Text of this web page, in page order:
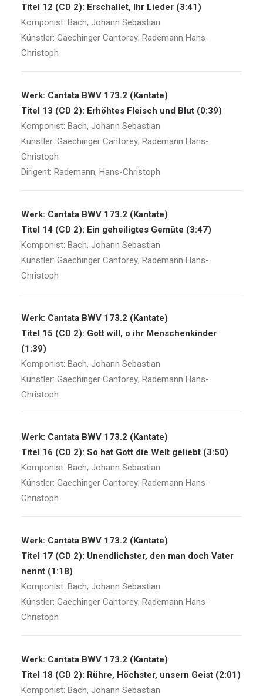
Titel 12 (CD 2): Erschallet, Ihr Lieder (3:41)
Komponist: Bach, Johann Sebastian
Künstler: Gaechinger Cantorey; Rademann Hans-
Christoph
Werk: Cantata BWV 173.2 (Kantate)
Titel 13 (CD 2): Erhöhtes Fleisch und Blut (0:39)
Komponist: Bach, Johann Sebastian
Künstler: Gaechinger Cantorey; Rademann Hans-
Christoph
Dirigent: Rademann, Hans-Christoph
Werk: Cantata BWV 173.2 (Kantate)
Titel 14 (CD 2): Ein geheiligtes Gemüte (3:47)
Komponist: Bach, Johann Sebastian
Künstler: Gaechinger Cantorey; Rademann Hans-
Christoph
Werk: Cantata BWV 173.2 (Kantate)
Titel 15 (CD 2): Gott will, o ihr Menschenkinder
(1:39)
Komponist: Bach, Johann Sebastian
Künstler: Gaechinger Cantorey; Rademann Hans-
Christoph
Werk: Cantata BWV 173.2 (Kantate)
Titel 16 (CD 2): So hat Gott die Welt geliebt (3:50)
Komponist: Bach, Johann Sebastian
Künstler: Gaechinger Cantorey; Rademann Hans-
Christoph
Werk: Cantata BWV 173.2 (Kantate)
Titel 17 (CD 2): Unendlichster, den man doch Vater
nennt (1:18)
Komponist: Bach, Johann Sebastian
Künstler: Gaechinger Cantorey; Rademann Hans-
Christoph
Werk: Cantata BWV 173.2 (Kantate)
Titel 18 (CD 2): Rühre, Höchster, unsern Geist (2:01)
Komponist: Bach, Johann Sebastian